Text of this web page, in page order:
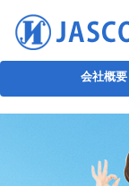
会社概要